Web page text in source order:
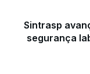
Sintrasp
segurança